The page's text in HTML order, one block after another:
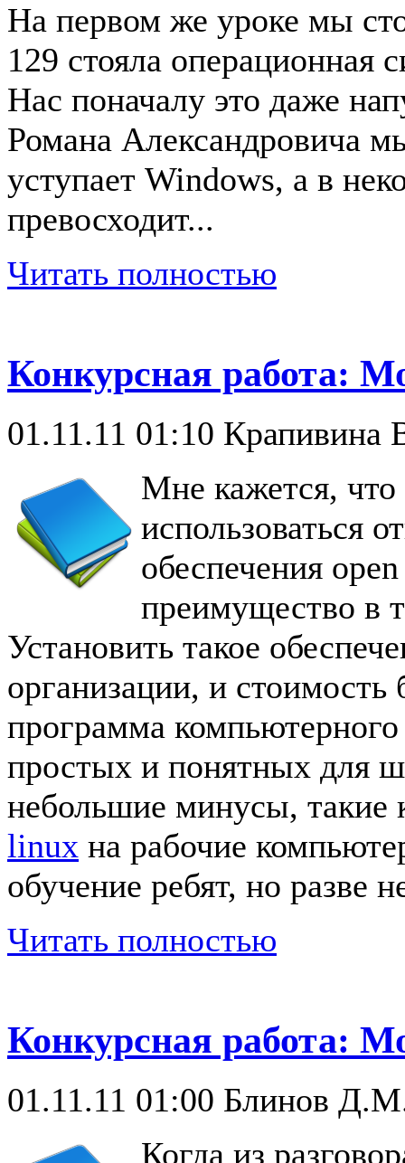
На первом же уроке мы
129 стояла операционная
Нас поначалу это даже
Романа Александровича
уступает Windows, а в
превосходит...
Читать полностью
Конкурсная работа:
01.11.11 01:10 Крапивина
Мне кажется,
использоваться
обеспечения
преимущество в
Установить такое
организации, и стоимость
программа
простых и понятных для
небольшие минусы, такие
linux на рабочие
обучение ребят, но разве
Читать полностью
Конкурсная работа:
01.11.11 01:00 Блинов
Когда из